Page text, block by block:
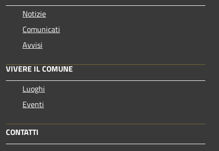
Notizie
Comunicati
Avvisi
VIVERE IL COMUNE
Luoghi
Eventi
CONTATTI